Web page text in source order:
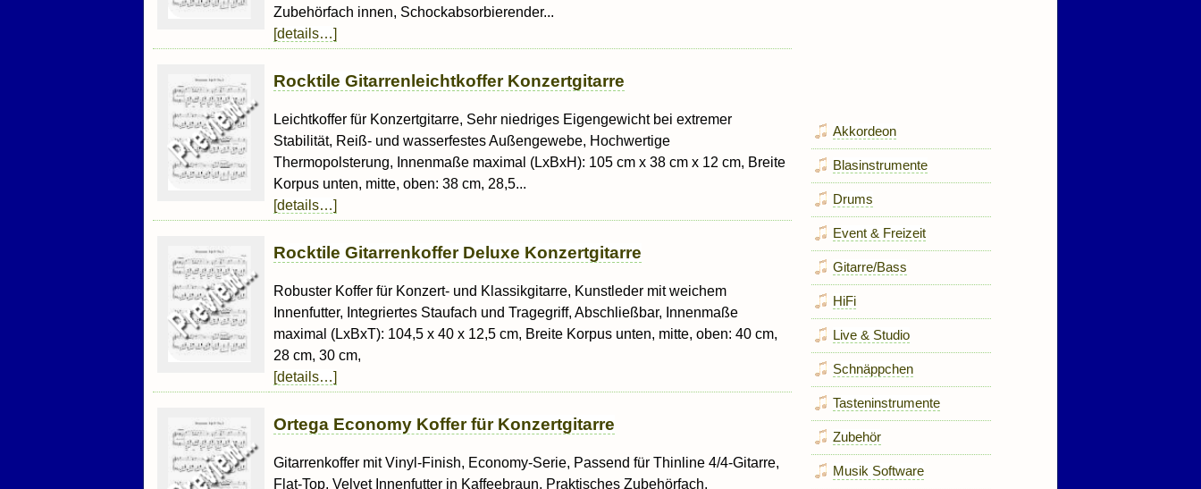
Zubehörfach innen, Schockabsorbierender...
[details…]
Rocktile Gitarrenleichtkoffer Konzertgitarre
Leichtkoffer für Konzertgitarre, Sehr niedriges Eigengewicht bei extremer
Stabilität, Reiß- und wasserfestes Außengewebe, Hochwertige
Thermopolsterung, Innenmaße maximal (LxBxH): 105 cm x 38 cm x 12 cm, Breite
Korpus unten, mitte, oben: 38 cm, 28,5...
[details…]
Rocktile Gitarrenkoffer Deluxe Konzertgitarre
Robuster Koffer für Konzert- und Klassikgitarre, Kunstleder mit weichem
Innenfutter, Integriertes Staufach und Tragegriff, Abschließbar, Innenmaße
maximal (LxBxT): 104,5 x 40 x 12,5 cm, Breite Korpus unten, mitte, oben: 40 cm,
28 cm, 30 cm,
[details…]
Ortega Economy Koffer für Konzertgitarre
Gitarrenkoffer mit Vinyl-Finish, Economy-Serie, Passend für Thinline 4/4-Gitarre,
Flat-Top, Velvet Innenfutter in Kaffeebraun, Praktisches Zubehörfach,
Akkordeon
Blasinstrumente
Drums
Event & Freizeit
Gitarre/Bass
HiFi
Live & Studio
Schnäppchen
Tasteninstrumente
Zubehör
Musik Software